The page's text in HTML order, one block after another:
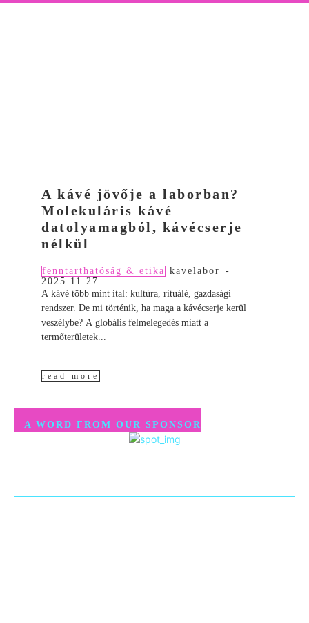
A kávé jövője a laborban?
Molekuláris kávé
datolyamagból, kávécserje
nélkül
fenntarthatóság & etika kavelabor
-
2025.11.27.
A kávé több mint ital: kultúra, rituálé, gazdasági
rendszer. De mi történik, ha maga a kávécserje kerül
veszélybe? A globális felmelegedés miatt a
termőterületek...
read more
A WORD FROM OUR SPONSOR